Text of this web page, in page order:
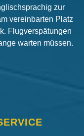
zur
vereinbarten Platz
Flugverspätungen
warten müssen.